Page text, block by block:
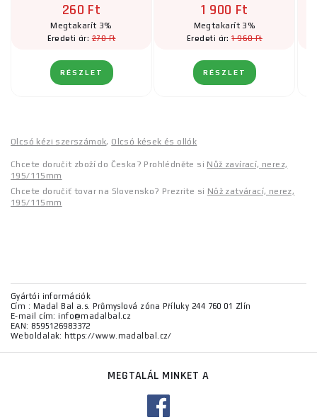
260 Ft
Megtakarít 3%
Eredeti ár:270 Ft
RÉSZLET
1 900 Ft
Megtakarít 3%
Eredeti ár:1 960 Ft
RÉSZLET
Olcsó kézi szerszámok, Olcsó kések és ollók
Chcete doručit zboží do Česka? Prohlédněte si Nůž zavírací, nerez,
195/115mm
Chcete doručiť tovar na Slovensko? Prezrite si Nôž zatvárací, nerez,
195/115mm
Gyártói információk
Cím : Madal Bal a.s. Průmyslová zóna Příluky 244 760 01 Zlín
E-mail cím: info@madalbal.cz
EAN: 8595126983372
Weboldalak: https://www.madalbal.cz/
MEGTALÁL MINKET A